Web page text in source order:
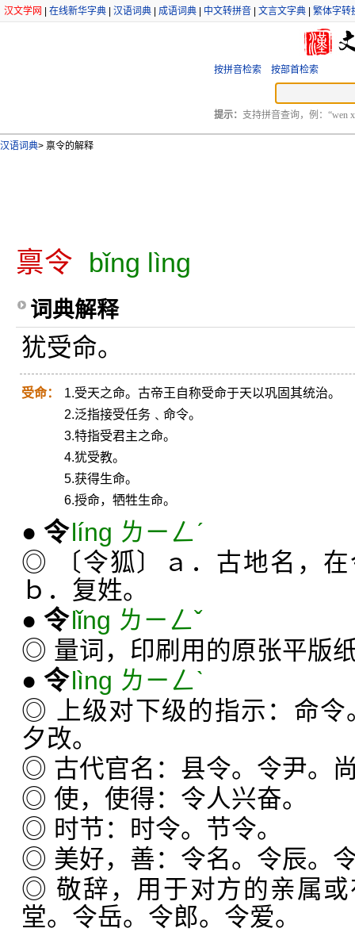
汉文学网 在线新华字典 汉语词典 成语词典 中文转拼音 文言文字典 繁体字转
按拼音检索 按部首检索
提示： 支持拼音查询，例：“wen
汉语词典> 禀令的解释
禀令 bǐng lìng
词典解释
犹受命。
受命：
1.受天之命。古帝王自称受命于天以巩固其统治。
2.泛指接受任务﹑命令。
3.特指受君主之命。
4.犹受教。
5.获得生命。
6.授命，牺牲生命。
● 令líng ㄌㄧㄥˊ
◎ 〔令狐〕ａ．古地名，
ｂ．复姓。
● 令lǐng ㄌㄧㄥˇ
◎ 量词，印刷用的原张平版
● 令lìng ㄌㄧㄥˋ
◎ 上级对下级的指示：命令
夕改。
◎ 古代官名：县令。令尹。
◎ 使，使得：令人兴奋。
◎ 时节：时令。节令。
◎ 美好，善：令名。令辰。
◎ 敬辞，用于对方的亲属
堂。令岳。令郎。令爱。